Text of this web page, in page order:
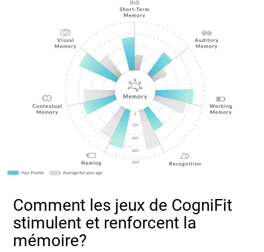
Comment les jeux de CogniFit
stimulent et renforcent la
mémoire?